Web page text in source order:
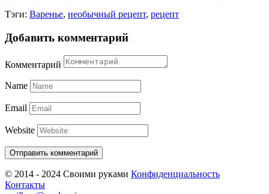
Тэги: Варенье, необычный рецепт, рецепт
Добавить комментарий
Комментарий
Name
Email
Website
© 2014 - 2024 Своими руками Конфиденциальность
Контакты